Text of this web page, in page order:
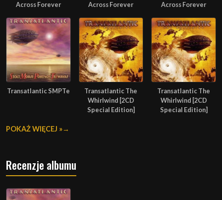
Across Forever
Across Forever
Across Forever
Transatlantic SMPTe
Transatlantic The
Whirlwind [2CD
Special Edition]
Transatlantic The
Whirlwind [2CD
Special Edition]
POKAŻ WIĘCEJ »
Recenzje albumu